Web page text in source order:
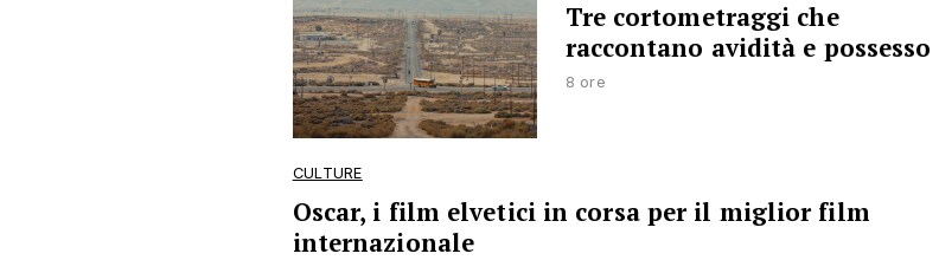
Tre cortometraggi che
raccontano avidità e possesso
8 ore
CULTURE
Oscar, i film elvetici in corsa per il miglior film
internazionale